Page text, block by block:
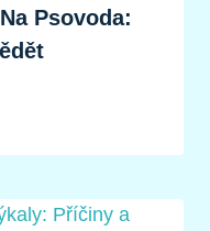
Psovoda: